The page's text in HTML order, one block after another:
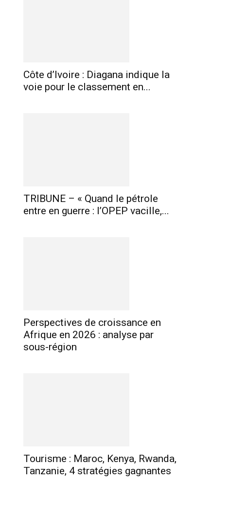
Côte d’Ivoire : Diagana indique la
voie pour le classement en...
TRIBUNE – « Quand le pétrole
entre en guerre : l’OPEP vacille,...
Perspectives de croissance en
Afrique en 2026 : analyse par
sous-région
Tourisme : Maroc, Kenya, Rwanda,
Tanzanie, 4 stratégies gagnantes